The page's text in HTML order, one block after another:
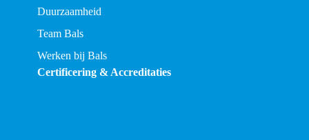
Duurzaamheid
Team Bals
Werken bij Bals
Certificering & Accreditaties